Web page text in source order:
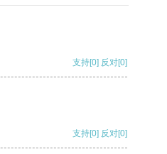
支持[0] 反对[0]
支持[0] 反对[0]